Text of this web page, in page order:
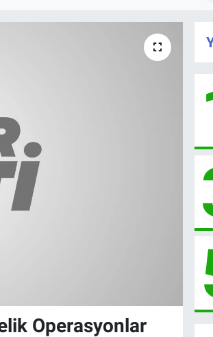
Operasyonlar